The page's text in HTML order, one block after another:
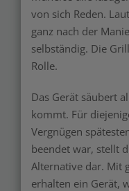
von sich Reden.
ganz nach der
selbständig. Die
Rolle.
Das Gerät säubert
kommt. Für
Vergnügen
beendet war, stellt
Alternative dar. Mit
erhalten ein Gerät,